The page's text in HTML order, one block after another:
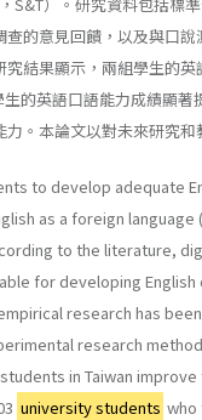
查的意見回饋，以及與口
究結果顯示，兩組學生的
生的英語口語能力成績顯著
。本論文以對未來研究和
to develop adequate
as a foreign language
to the literature,
for developing English
research has
research
in Taiwan improve
university students who